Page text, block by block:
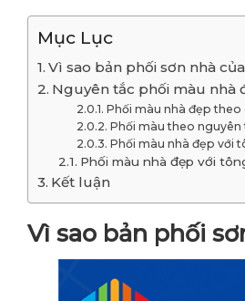
Mục Lục
Vì sao bản phối sơn nhà
Nguyên tắc phối màu nhà
Phối màu nhà đẹp theo
Phối màu theo nguyên
Phối màu nhà đẹp với
Phối màu nhà đẹp với
Kết luận
Vì sao bản phối